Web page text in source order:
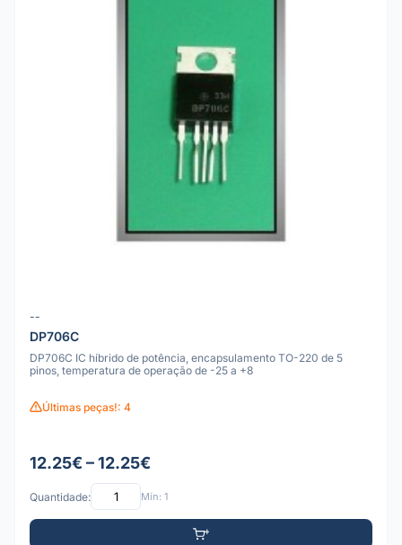
--
DP706C
DP706C IC híbrido de potência, encapsulamento TO-220 de 5
pinos, temperatura de operação de -25 a +8
Últimas peças!: 4
12.25€ – 12.25€
Quantidade: Mín: 1